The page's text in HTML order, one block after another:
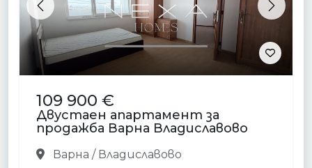
Previous Next
109 900 €
Двустаен апартамент за
продажба Варна Владиславово
Варна / Владиславово